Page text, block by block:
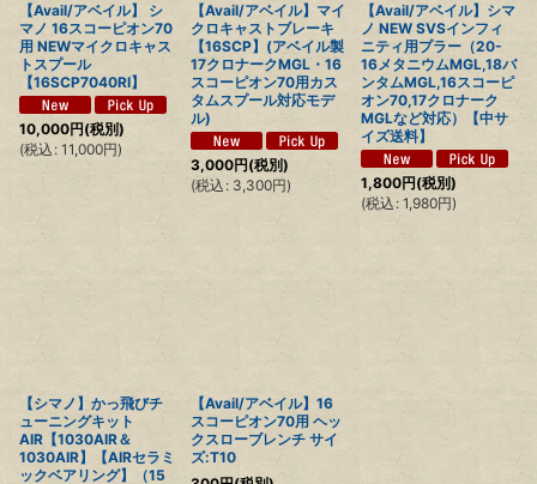
【Avail/アベイル】 シ
マノ 16スコーピオン70
用 NEWマイクロキャス
トスプール
【16SCP7040RI】
10,000円(税別)
(税込 : 11,000円)
【Avail/アベイル】マイ
クロキャストブレーキ
【16SCP】(アベイル製
17クロナークMGL・16
スコーピオン70用カス
タムスプール対応モデ
ル)
3,000円(税別)
(税込 : 3,300円)
【Avail/アベイル】シマ
ノ NEW SVSインフィ
ニティ用プラー（20-
16メタニウムMGL,18バ
ンタムMGL,16スコーピ
オン70,17クロナーク
MGLなど対応）【中サ
イズ送料】
1,800円(税別)
(税込 : 1,980円)
【シマノ】かっ飛びチ
ューニングキット
AIR【1030AIR＆
1030AIR】【AIRセラミ
ックベアリング】（15
【Avail/アベイル】16
スコーピオン70用 ヘッ
クスローブレンチ サイ
ズ:T10